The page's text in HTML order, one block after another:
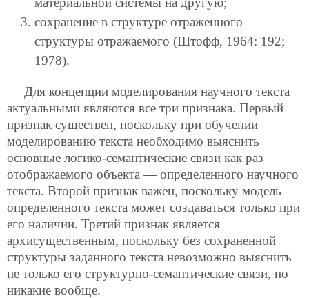
сохранение в структуре отраженного
структуры отражаемого (Штофф, 1964: 192;
1978).
Для концепции моделирования научного текста
актуальными являются все три признака. Первый
признак существен, поскольку при обучении
моделированию текста необходимо выяснить
основные логико-семантические связи как раз
отображаемого объекта — определенного научного
текста. Второй признак важен, поскольку модель
определенного текста может создаваться только при
его наличии. Третий признак является
архисущественным, поскольку без сохраненной
структуры заданного текста невозможно выяснить
не только его структурно-семантические связи, но
никакие вообще.